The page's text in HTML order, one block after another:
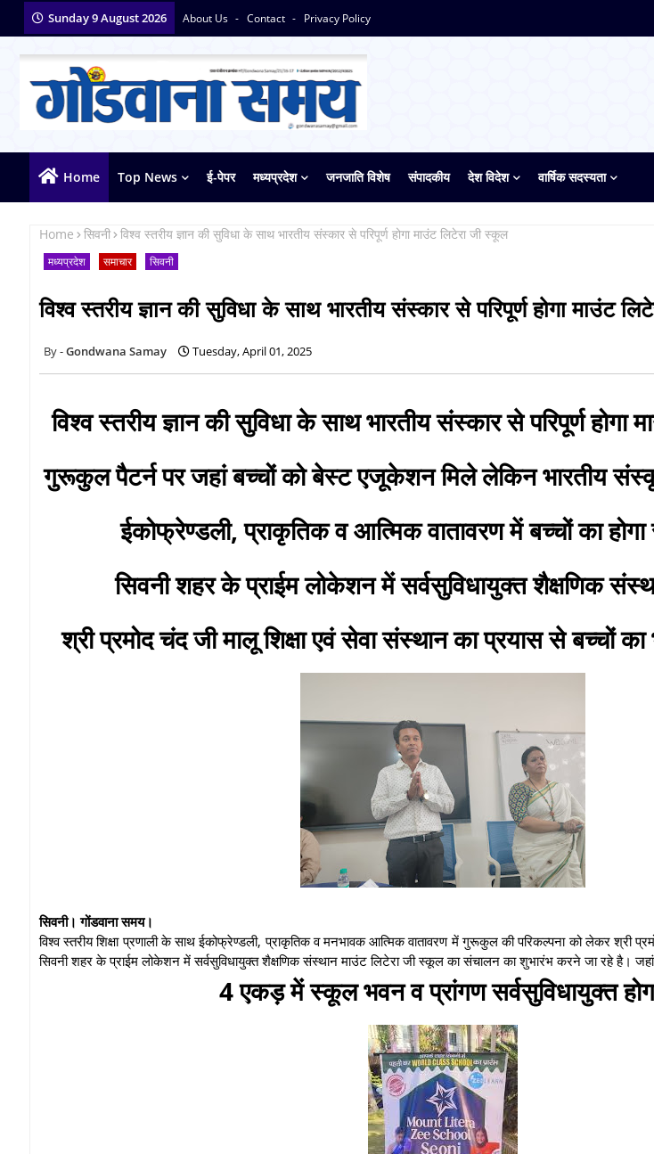
Sunday 9 August 2026 About Us Contact Privacy Policy
Home Top News ई-पेपर मध्यप्रदेश जनजाति विशेष संपादकीय देश विदेश वार्षिक सदस्यता
Home सिवनी विश्व स्तरीय ज्ञान की सुविधा के साथ भारतीय संस्कार से परिपूर्ण होगा माउंट लिटेरा जी स्कूल
मध्यप्रदेश समाचार सिवनी
विश्व स्तरीय ज्ञान की सुविधा के साथ भारतीय संस्कार से परिपूर्ण होगा माउंट
Gondwana Samay Tuesday, April 01, 2025
विश्व स्तरीय ज्ञान की सुविधा के साथ भारतीय संस्कार से परिपूर्ण होगा
गुरूकुल पैटर्न पर जहां बच्चों को बेस्ट एजूकेशन मिले लेकिन भारतीय
ईकोफ्रेण्डली, प्राकृतिक व आत्मिक वातावरण में बच्चों का होगा
सिवनी शहर के प्राईम लोकेशन में सर्वसुविधायुक्त शैक्षणिक
श्री प्रमोद चंद जी मालू शिक्षा एवं सेवा संस्थान का प्रयास से बच्चों
सिवनी। गोंडवाना समय।
विश्व स्तरीय शिक्षा प्रणाली के साथ ईकोफ्रेण्डली, प्राकृतिक व मनभावक आत्मिक वातावरण में गुरूकुल की परिकल्पना को लेकर श्री
सिवनी शहर के प्राईम लोकेशन में सर्वसुविधायुक्त शैक्षणिक संस्थान माउंट लिटेरा जी स्कूल का संचालन का शुभारंभ करने जा रहे है। जहां
4 एकड़ में स्कूल भवन व प्रांगण सर्वसुविधायुक्त